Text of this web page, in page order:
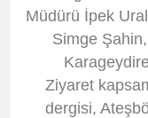
Müdürü İpek
Simge
Ziyaret
dergisi,